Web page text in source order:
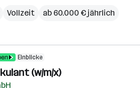
Vollzeit ab 60.000 € jährlich
Einblicke
(w/m/x)